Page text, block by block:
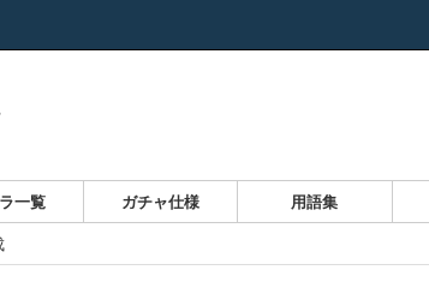
一覧 ガチャ仕様 用語集